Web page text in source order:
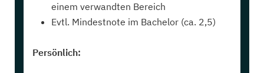
einem verwandten Bereich
Evtl. Mindestnote im Bachelor (ca. 2,5)
Persönlich: